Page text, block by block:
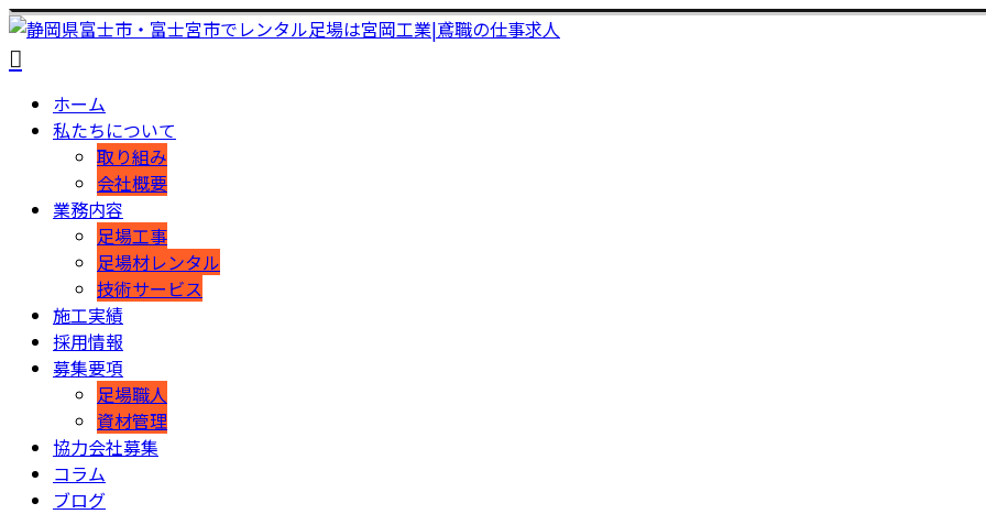
ホーム
私たちについて
取り組み
会社概要
業務内容
足場工事
足場材レンタル
技術サービス
施工実績
採用情報
募集要項
足場職人
資材管理
協力会社募集
コラム
ブログ